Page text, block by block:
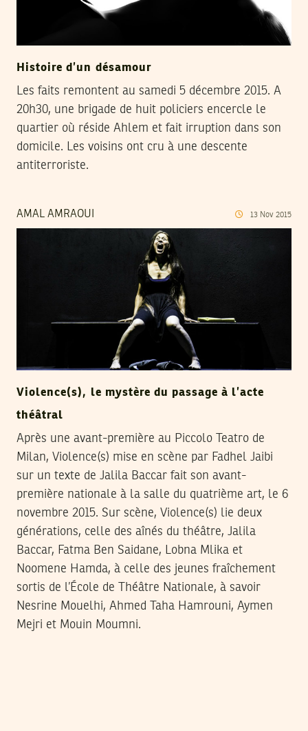
Histoire d’un désamour
Les faits remontent au samedi 5 décembre 2015. A
20h30, une brigade de huit policiers encercle le
quartier où réside Ahlem et fait irruption dans son
domicile. Les voisins ont cru à une descente
antiterroriste.
AMAL AMRAOUI 13 Nov 2015
Violence(s), le mystère du passage à l’acte
théâtral
Après une avant-première au Piccolo Teatro de
Milan, Violence(s) mise en scène par Fadhel Jaibi
sur un texte de Jalila Baccar fait son avant-
première nationale à la salle du quatrième art, le 6
novembre 2015. Sur scène, Violence(s) lie deux
générations, celle des aînés du théâtre, Jalila
Baccar, Fatma Ben Saidane, Lobna Mlika et
Noomene Hamda, à celle des jeunes fraîchement
sortis de l’École de Théâtre Nationale, à savoir
Nesrine Mouelhi, Ahmed Taha Hamrouni, Aymen
Mejri et Mouin Moumni.